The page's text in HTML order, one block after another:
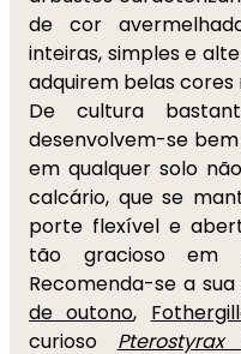
de cor
inteiras, simples e
adquirem belas cores
De cultura
desenvolvem-se
em qualquer solo
calcário, que se
porte flexível e
tão gracioso em
Recomenda-se a
de outono,
curioso